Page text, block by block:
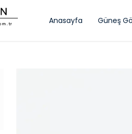
Anasayfa Güneş